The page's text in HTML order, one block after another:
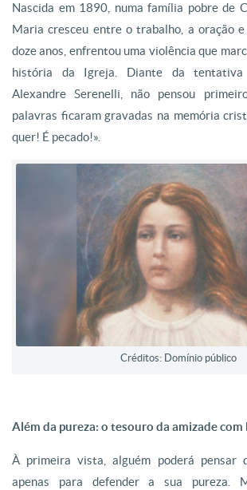
Nascida em 1890, numa família pobre de
Maria cresceu entre o trabalho, a oração
doze anos, enfrentou uma violência que
história da Igreja. Diante da
Alexandre Serenelli, não pensou
palavras ficaram gravadas na memória
quer! É pecado!».
Créditos: Domínio público
Além da pureza: o tesouro da amizade com
À primeira vista, alguém poderá pensar
apenas para defender a sua pureza.